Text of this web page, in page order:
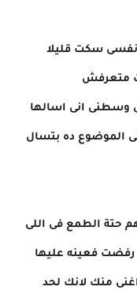
نفسى سكت قليلا
متعرفش
وسطنى انى اسالها
الموضوع ده بتسال
حتة الطمع فى اللى
رفضت فعينه عليها
منك لانك لحد